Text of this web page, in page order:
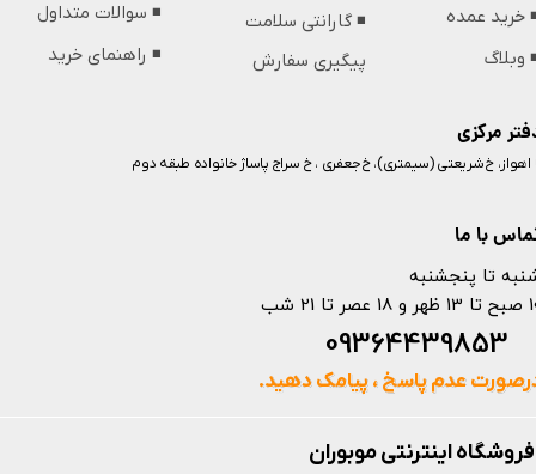
فروشگاه اینترنتی موبوران
مرکزی
با ما
اهواز، خ شریعتی (سیمتری)، خ جعفری ، خ سراج پاساژ خانواده طبقه دوم
تا پنجشنبه
تا 21 شب
عدم پاسخ ، پیامک دهید.
◾️ سوالات متداول
◾️ راهنمای خرید
خرید عمده
وبلاگ
◾️ گارانتی سلامت
پیگیری سفارش